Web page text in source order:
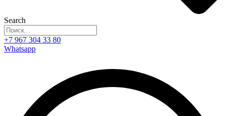
Search
+7 967 304 33 80
Whatsapp